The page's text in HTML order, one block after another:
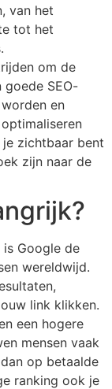
van het
tot het
om de
goede SEO-
en
zichtbaar bent
zijn naar de
Google de
wereldwijd.
link klikken.
een hogere
mensen vaak
op betaalde
ranking ook je